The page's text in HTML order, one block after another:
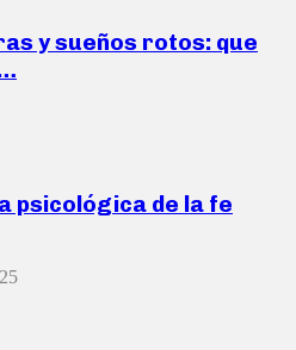
y sueños rotos: que
psicológica de la fe